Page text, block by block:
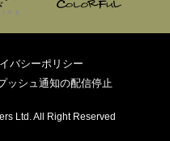
バシーポリシー
ッシュ通知の配信停止
Ltd. All Right Reserved